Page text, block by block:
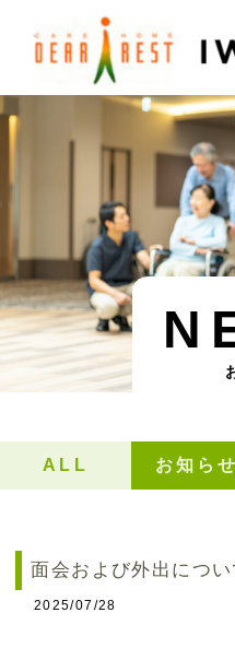
ALL お知らせ
面会および外出につ
2025/07/28